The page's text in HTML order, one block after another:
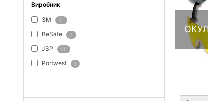
Виробник
3M 21
BeSafe 7
JSP 25
Portwest 1